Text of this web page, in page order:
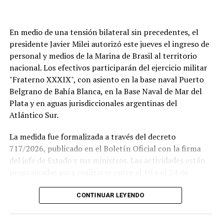
Si se concreta, la visita del Sumo Pontífice sería un
fútbol argentino.
El Papa llegará a la Argentina en noviembre, en el
En medio de una tensión bilateral sin precedentes, el
presidente Javier Milei autorizó este jueves el ingreso de
personal y medios de la Marina de Brasil al territorio
nacional. Los efectivos participarán del ejercicio militar
"Fraterno XXXIX", con asiento en la base naval Puerto
Belgrano de Bahía Blanca, en la Base Naval de Mar del
Plata y en aguas jurisdiccionales argentinas del
Atlántico Sur.
La medida fue formalizada a través del decreto
717/2026, publicado en el Boletín Oficial con la firma
del jefe de Estado y sus ministros. Las actividades están
CONTINUAR LEYENDO